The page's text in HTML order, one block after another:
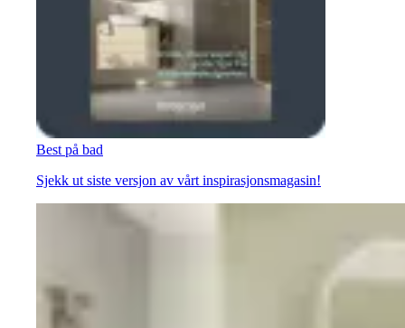
Best på bad
Sjekk ut siste versjon av vårt inspirasjonsmagasin!